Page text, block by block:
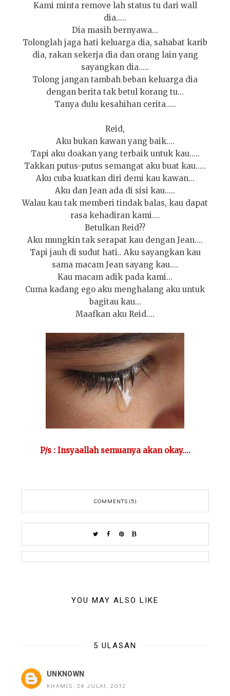
Kami minta remove lah status tu dari wall
dia.....
Dia masih bernyawa...
Tolonglah jaga hati keluarga dia, sahabat karib
dia, rakan sekerja dia dan orang lain yang
sayangkan dia.....
Tolong jangan tambah beban keluarga dia
dengan berita tak betul korang tu...
Tanya dulu kesahihan cerita.....
Reid,
Aku bukan kawan yang baik....
Tapi aku doakan yang terbaik untuk kau.....
Takkan putus-putus semangat aku buat kau.....
Aku cuba kuatkan diri demi kau kawan...
Aku dan Jean ada di sisi kau.....
Walau kau tak memberi tindak balas, kau dapat
rasa kehadiran kami....
Betulkan Reid??
Aku mungkin tak serapat kau dengan Jean....
Tapi jauh di sudut hati.. Aku sayangkan kau
sama macam Jean sayang kau....
Kau macam adik pada kami...
Cuma kadang ego aku menghalang aku untuk
bagitau kau...
Maafkan aku Reid....
P/s : Insyaallah semuanya akan okay....
COMMENTS (5)
YOU MAY ALSO LIKE
5 ULASAN
UNKNOWN
KHAMIS, 26 JULAI, 2012